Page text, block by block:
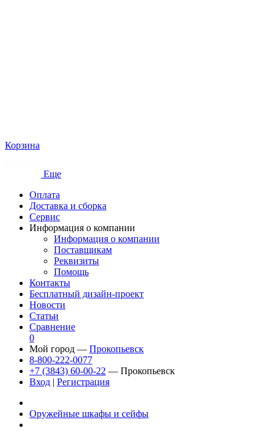
Корзина
Еще
Оплата
Доставка и сборка
Сервис
Информация о компании
Информация о компании
Поставщикам
Реквизиты
Помощь
Контакты
Бесплатный дизайн-проект
Новости
Статьи
Сравнение
0
Мой город — Прокопьевск
8-800-222-0077
+7 (3843) 60-00-22 — Прокопьевск
Вход | Регистрация
Оружейные шкафы и сейфы